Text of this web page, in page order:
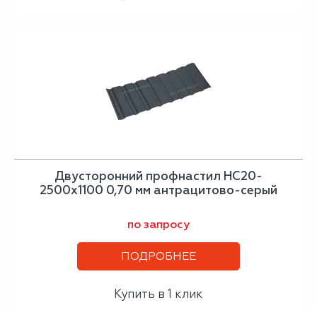
Двусторонний профнастил НС20-
2500х1100 0,70 мм антрацитово-серый
по запросу
ПОДРОБНЕЕ
Купить в 1 клик